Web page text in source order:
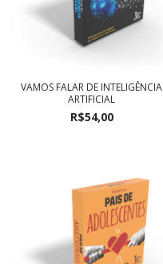
VAMOS FALAR DE INTELIGÊNCIA
ARTIFICIAL
R$54,00